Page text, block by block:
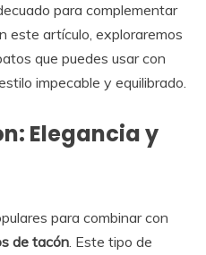
para complementar
este artículo, exploraremos
que puedes usar con
impecable y equilibrado.
Elegancia y
para combinar con
de tacón . Este tipo de